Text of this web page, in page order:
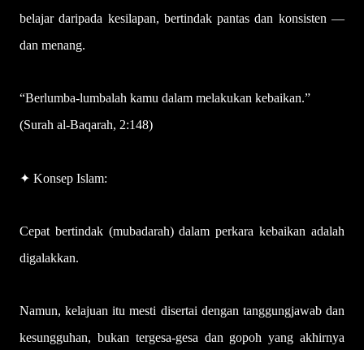
belajar daripada kesilapan, bertindak pantas dan konsisten —
dan menang.
“Berlumba-lumbalah kamu dalam melakukan kebaikan.”
(Surah al-Baqarah, 2:148)
✦ Konsep Islam:
Cepat bertindak (mubadarah) dalam perkara kebaikan adalah
digalakkan.
Namun, kelajuan itu mesti disertai dengan tanggungjawab dan
kesungguhan, bukan tergesa-gesa dan gopoh yang akhirnya